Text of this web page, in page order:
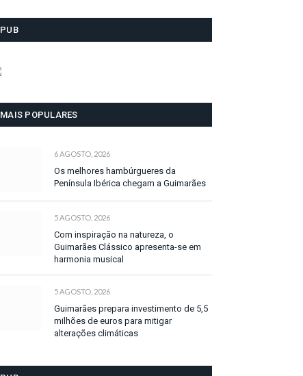
PUB
MAIS POPULARES
6 AGOSTO, 2026
Os melhores hambúrgueres da
Península Ibérica chegam a Guimarães
5 AGOSTO, 2026
Com inspiração na natureza, o
Guimarães Clássico apresenta-se em
harmonia musical
5 AGOSTO, 2026
Guimarães prepara investimento de 5,5
milhões de euros para mitigar
alterações climáticas